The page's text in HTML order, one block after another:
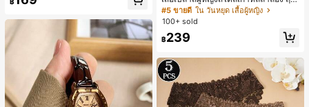
ใบไม้ผลิ/ฤดูร้อนใหม่ ชายระบาย ชิคแล
ะหรูหรา
#5 ขายดี ใน วันหยุด เสื้อผู้หญิง
100+ sold
฿239